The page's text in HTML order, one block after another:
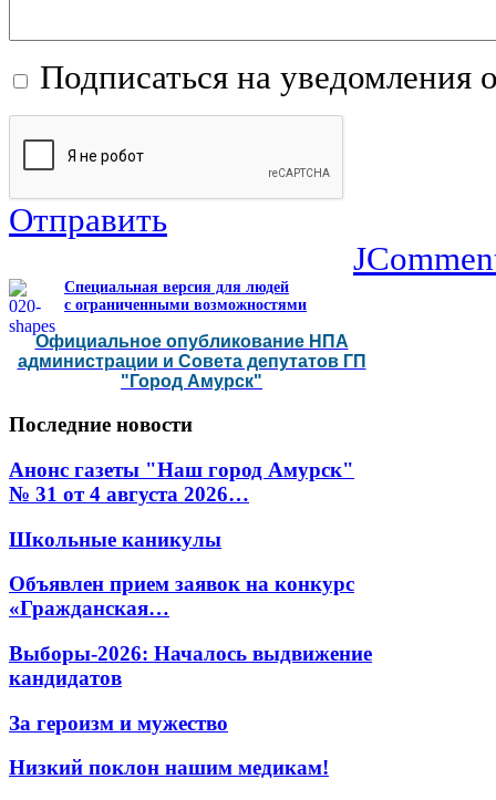
Подписаться на уведомления
Отправить
Специальная версия для людей
с ограниченными возможностями
Официальное опубликование НПА
администрации и Совета депутатов ГП
"Город Амурск"
Последние новости
Анонс газеты "Наш город Амурск"
№ 31 от 4 августа 2026…
Школьные каникулы
Объявлен прием заявок на конкурс
«Гражданская…
Выборы-2026: Началось выдвижение
кандидатов
За героизм и мужество
Низкий поклон нашим медикам!